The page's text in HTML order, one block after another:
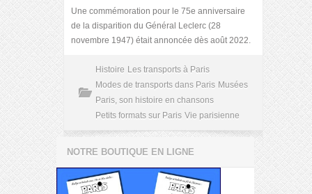
Une commémoration pour le 75e anniversaire
de la disparition du Général Leclerc (28
novembre 1947) était annoncée dès août 2022.
Histoire Les transports à Paris
Modes de transports dans Paris Musées
Paris, son histoire en chansons
Petits formats sur Paris Vie parisienne
NOTRE BOUTIQUE EN LIGNE